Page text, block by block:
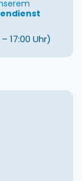
17:00 Uhr)